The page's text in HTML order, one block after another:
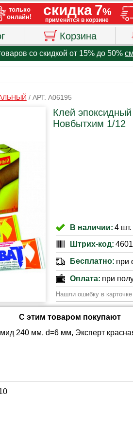
Корзина
со скидкой от 15% до 50%
/ АРТ. A06195
Клей
Новбытхим 1/12
В наличии: 4
Штрих-код:
Бесплатно: при
Оплата: при
Нашли ошибку в карточке
С этим товаром покупают
240 мм, d=6 мм, Эксперт